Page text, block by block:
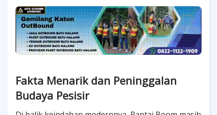
Fakta Menarik dan Peninggalan
Budaya Pesisir